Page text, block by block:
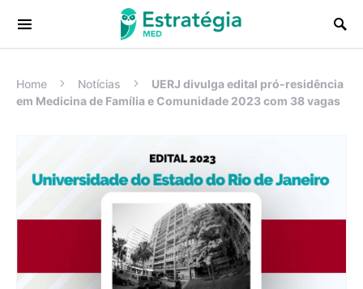
Procurar:
Home Notícias
UERJ divulga edital pró-residência
em Medicina de Família e Comunidade 2023 com 38 vagas